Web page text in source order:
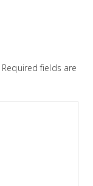
Required fields are